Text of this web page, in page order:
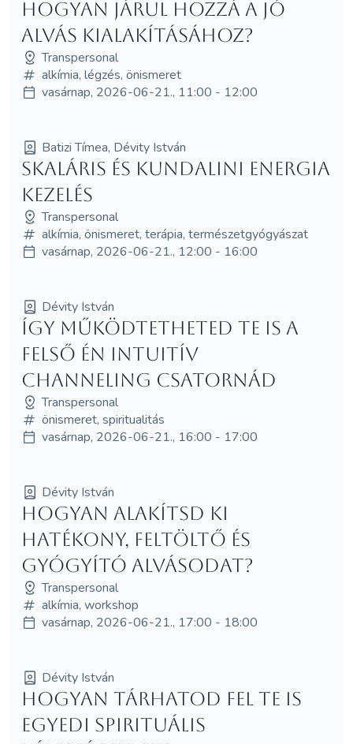
hogyan járul hozzá a jó
alvás kialakításához?
Transpersonal
alkímia, légzés, önismeret
vasárnap, 2026-06-21., 11:00 - 12:00
Batizi Tímea, Dévity István
SKALÁRIS ÉS KUNDALINI ENERGIA
KEZELÉS
Transpersonal
alkímia, önismeret, terápia, természetgyógyászat
vasárnap, 2026-06-21., 12:00 - 16:00
Dévity István
Így működtetheted Te is a
felső Én intuitív
channeling csatornád
Transpersonal
önismeret, spiritualitás
vasárnap, 2026-06-21., 16:00 - 17:00
Dévity István
Hogyan alakítsd ki
hatékony, feltöltő és
gyógyító alvásodat?
Transpersonal
alkímia, workshop
vasárnap, 2026-06-21., 17:00 - 18:00
Dévity István
Hogyan tárhatod fel te is
egyedi spirituális